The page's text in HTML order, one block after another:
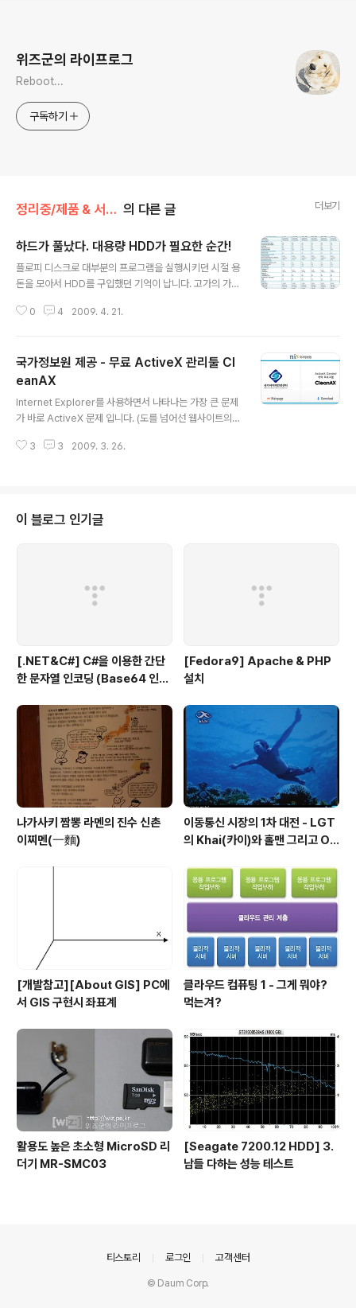
위즈군의 라이프로그
Reboot...
구독하기
정리중/제품 & 서비스 의 다른 글 더보기
하드가 풀났다. 대용량 HDD가 필요한 순간!
플로피 디스크로 대부분의 프로그램을 실행시키던 시절 용
돈을 모아서 HDD를 구입했던 기억이 납니다. 고가의 가격
량이지만 당시에는 사용하기에 충분히 큰 용량 이었습니
을 선사해 주었던 것으로 기억 됩니다. 그 후로 10년 이상
흐른 지금은 총 5개(데스크톱 : 350G 2개 + 160G 1개,
노트북 : 160G 1개, 외장하드 160G 1개)의 HDD를 사용
하고 있습니다. (HDD가 보급되던 초창기에는 상상도 못했
던 용량이죠.) 그럼에도 불구하고 HDD의 용량은 항상 부
족하게 느껴집니다. 최근에는 저장 공간이 없어서 새로운
0 4 2009. 4. 21.
국가정보원 제공 - 무료 ActiveX 관리툴 Cl
eanAX
Internet Explorer를 사용하면서 나타나는 가장 큰 문제
가 바로 ActiveX 문제 입니다. (도를 넘어선 웹사이트의
람은 어느정도 관리를 할 수 있지만 일반 사용자에게는 무
X 라는 ActiveX 관리 프로그램을 공개했습니다. 브라우저
에 설치된 ActiveX를 사용기간에 따라 제거할 수 있는 간
3 3 2009. 3. 26.
이 블로그 인기글
[.NET&C#] C#을 이용한 간단
한 문자열 인코딩 (Base64 인코
[Fedora9] Apache & PHP
설치
나가사키 짬뽕 라멘의 진수 신촌
이찌멘(一麵)
이동통신 시장의 1차 대전 - LGT
의 Khai(카이)와 홀맨 그리고 OZ
[개발참고][About GIS] PC에
서 GIS 구현시 좌표계
클라우드 컴퓨팅 1 - 그게 뭐야?
먹는겨?
활용도 높은 초소형 MicroSD 리
더기 MR-SMC03
[Seagate 7200.12 HDD] 3.
남들 다하는 성능 테스트
티스토리 로그인 고객센터
© Daum Corp.